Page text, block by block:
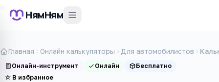
НямНям
Главная Онлайн калькуляторы Для автомобилистов
Онлайн-инструмент Онлайн
Бесплатно
☆ В избранное